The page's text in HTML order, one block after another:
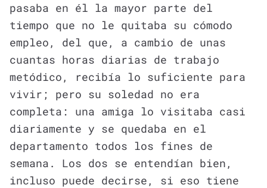
pasaba en él la mayor parte del
tiempo que no le quitaba su cómodo
empleo, del que, a cambio de unas
cuantas horas diarias de trabajo
metódico, recibía lo suficiente para
vivir; pero su soledad no era
completa: una amiga lo visitaba casi
diariamente y se quedaba en el
departamento todos los fines de
semana. Los dos se entendían bien,
incluso puede decirse, si eso tiene